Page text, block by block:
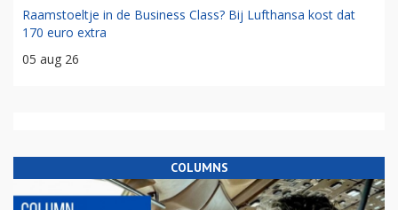
Raamstoeltje in de Business Class? Bij Lufthansa kost dat
170 euro extra
05 aug 26
COLUMNS